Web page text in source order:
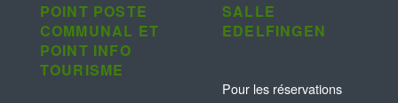
POINT POSTE
COMMUNAL ET
POINT INFO
TOURISME
SALLE
EDELFINGEN
Pour les réservations